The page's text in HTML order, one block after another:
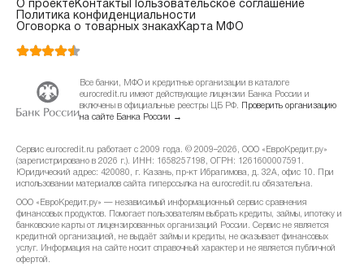
О проектеКонтакты Пользовательское соглашение
Политика конфиденциальности
Оговорка о товарных знакахКарта МФО
Все банки, МФО и кредитные организации в каталоге
eurocredit.ru имеют действующие лицензии Банка России и
включены в официальные реестры ЦБ РФ.
Проверить организацию
на сайте Банка России →
Сервис eurocredit.ru работает с 2009 года. © 2009–2026, ООО «ЕвроКредит.ру»
(зарегистрировано в 2026 г.). ИНН: 1658257198, ОГРН: 1261600007591.
Юридический адрес: 420080, г. Казань, пр-кт Ибрагимова, д. 32А, офис 10. При
использовании материалов сайта гиперссылка на eurocredit.ru обязательна.
ООО «ЕвроКредит.ру» — независимый информационный сервис сравнения
финансовых продуктов. Помогает пользователям выбрать кредиты, займы, ипотеку и
банковские карты от лицензированных организаций России. Сервис не является
кредитной организацией, не выдаёт займы и кредиты, не оказывает финансовых
услуг. Информация на сайте носит справочный характер и не является публичной
офертой.